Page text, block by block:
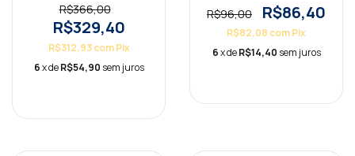
R$366,00
R$329,40
R$312,93com Pix
6x deR$54,90 sem juros
R$96,00 R$86,40
R$82,08 comPix
6x deR$14,40 sem juros